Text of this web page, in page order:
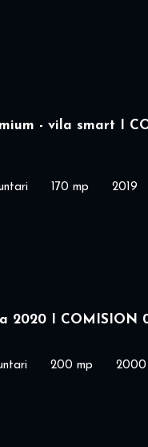
- vila smart I
170 mp 2019
2020 I COMISION
200 mp 2000